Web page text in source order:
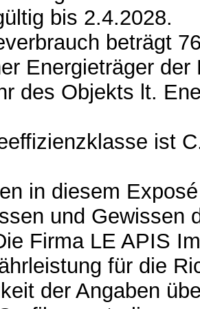
bis 2.4.2028.
beträgt
Energieträger
des Objekts lt.
ist
in diesem
und Gewissen
Firma LE APIS
für die
der Angaben